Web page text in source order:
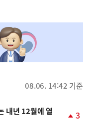
08.06. 14:42 기준
내년 12월에 열
3